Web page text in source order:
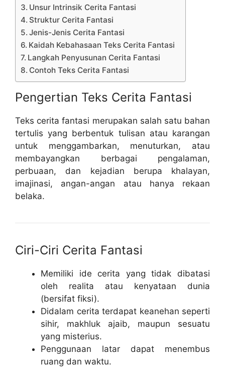
Unsur Intrinsik Cerita Fantasi
Struktur Cerita Fantasi
Jenis-Jenis Cerita Fantasi
Kaidah Kebahasaan Teks Cerita Fantasi
Langkah Penyusunan Cerita Fantasi
Contoh Teks Cerita Fantasi
Pengertian Teks Cerita Fantasi
Teks cerita fantasi merupakan salah satu bahan
tertulis yang berbentuk tulisan atau karangan
untuk menggambarkan, menuturkan, atau
membayangkan berbagai pengalaman,
perbuaan, dan kejadian berupa khalayan,
imajinasi, angan-angan atau hanya rekaan
belaka.
Ciri-Ciri Cerita Fantasi
Memiliki ide cerita yang tidak dibatasi
oleh realita atau kenyataan dunia
(bersifat fiksi).
Didalam cerita terdapat keanehan seperti
sihir, makhluk ajaib, maupun sesuatu
yang misterius.
Penggunaan latar dapat menembus
ruang dan waktu.